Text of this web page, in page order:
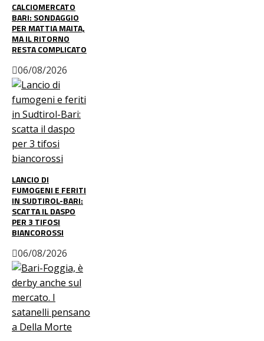
CALCIOMERCATO
BARI: SONDAGGIO
PER MATTIA MAITA,
MA IL RITORNO
RESTA COMPLICATO
06/08/2026
LANCIO DI
FUMOGENI E FERITI
IN SUDTIROL-BARI:
SCATTA IL DASPO
PER 3 TIFOSI
BIANCOROSSI
06/08/2026